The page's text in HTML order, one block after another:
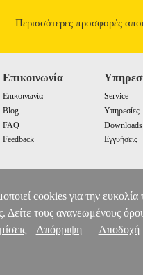
Περισσότερες προσφορές
Επικοινωνία
Επικοινωνία
Blog
FAQ
Feedback
Service
Υπηρεσίες
Downloads
Εγγυήσεις
cookies για την
Δείτε τους ανανεωμένους
Απόρριψη Αποδοχή